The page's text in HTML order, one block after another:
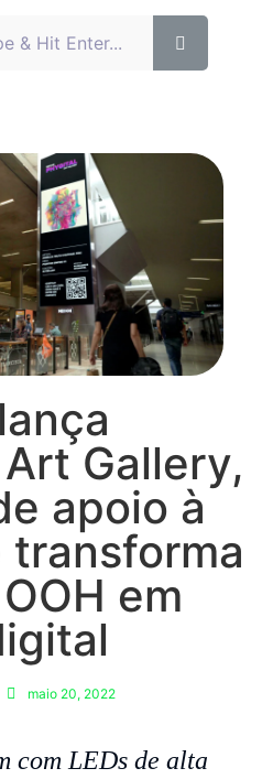
Gallery,
apoio à
em
maio 20, 2022
com LEDs de alta